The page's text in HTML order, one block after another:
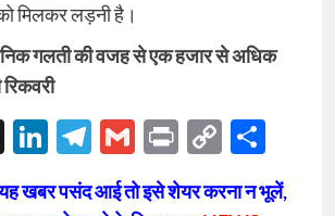
मिलकर लड़नी है।
गलती की वजह से एक हजार से अधिक
X LinkedIn
Telegram
Gmail
Print
Copy
Link
खबर पसंद आई तो इसे शेयर करना न भूलें,